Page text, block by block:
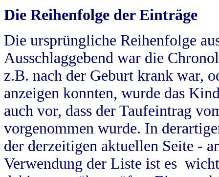
Die Reihenfolge der Einträge
Die ursprüngliche Reihenfolge
Ausschlaggebend war die
z.B. nach der Geburt krank war,
anzeigen konnten, wurde das
auch vor, dass der Taufeintrag
vorgenommen wurde. In
der derzeitigen aktuellen Seite -
Verwendung der Liste ist es